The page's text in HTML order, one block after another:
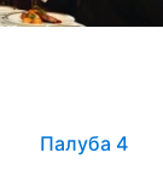
Палуба 4